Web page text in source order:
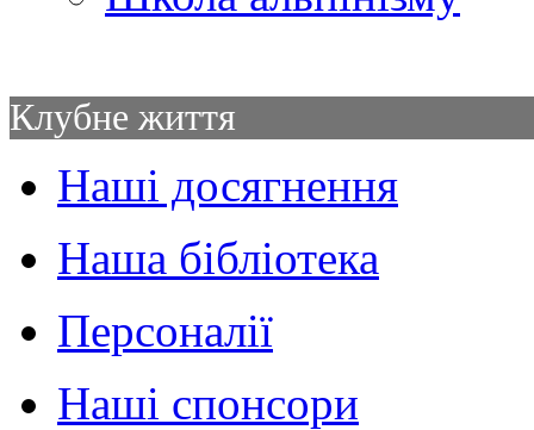
Клубне життя
Наші досягнення
Наша бібліотека
Персоналії
Наші спонсори